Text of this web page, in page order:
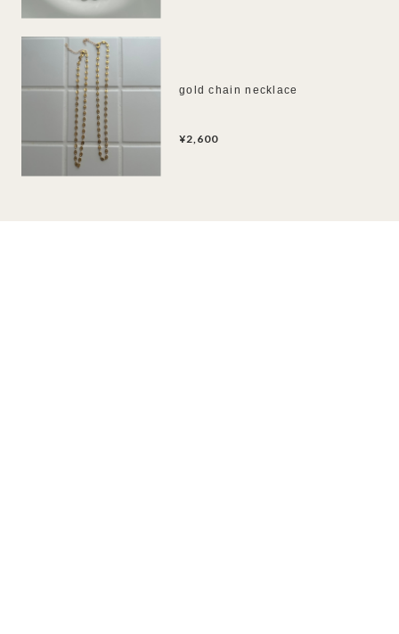
gold chain necklace
¥2,600